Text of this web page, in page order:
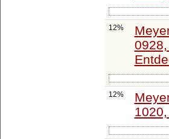
12%
0928,
12%
1020,